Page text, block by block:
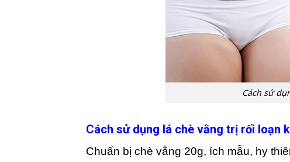
Cách sử
Cách sử dụng lá chè vằng trị rối loạn
Chuẩn bị chè vằng 20g, ích mẫu, hy